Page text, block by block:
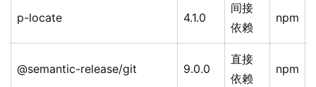
p-locate 4.1.0
间接
依赖
npm
@semantic-release/git 9.0.0
直接
依赖
npm